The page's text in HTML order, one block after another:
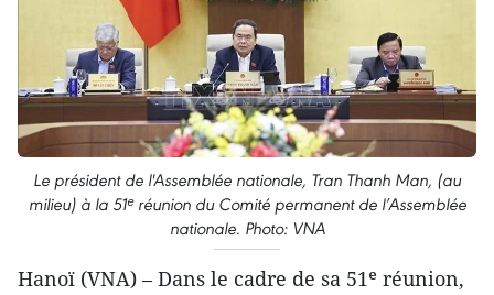
Le président de l'Assemblée nationale, Tran Thanh Man, (au
milieu) à la 51ᵉ réunion du Comité permanent de l’Assemblée
nationale. Photo: VNA
Hanoï (VNA) – Dans le cadre de sa 51ᵉ réunion,